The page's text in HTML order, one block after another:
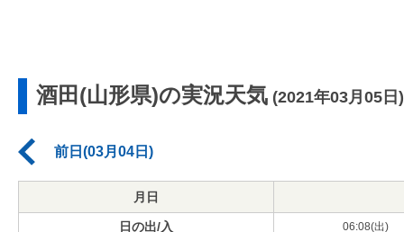
酒田(山形県)の実況天気 (2021年03月05日)
前日(03月04日)
月日
日の出/入 06:08(出)